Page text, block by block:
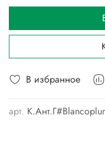
В избранное
арт.